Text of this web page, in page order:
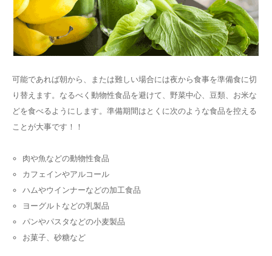
可能であれば朝から、または難しい場合には夜から食事を準備食に切
り替えます。なるべく動物性食品を避けて、野菜中心、豆類、お米な
どを食べるようにします。準備期間はとくに次のような食品を控える
ことが大事です！！
肉や魚などの動物性食品
カフェインやアルコール
ハムやウインナーなどの加工食品
ヨーグルトなどの乳製品
パンやパスタなどの小麦製品
お菓子、砂糖など